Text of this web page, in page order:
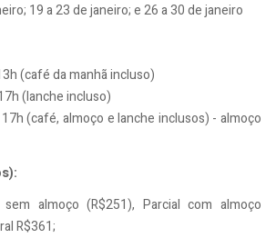
19 a 23 de janeiro; e 26 a 30 de janeiro
(café da manhã incluso)
(lanche incluso)
(café, almoço e lanche inclusos) - almoço
sem almoço (R$251), Parcial com almoço
R$361;